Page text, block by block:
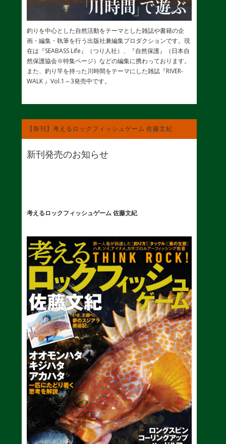
釣りを中心とした自然活動をテーマとした雑誌や書籍の企
画・編集・執筆を行う出版社兼編集プロダクションです。現
在は『SEABASS Life』（つり人社）、『自然保護』（日本自
然保護協会※特集ページ）などの編集に携わっております。
また、釣り竿を持った川時間をテーマにした雑誌『RIVER-
WALK 』Vol.1～3発売中です。
【新刊】考えるロックフィッシュゲーム 佐藤文紀
新刊発売のお知らせ
考えるロックフィッシュゲーム 佐藤文紀